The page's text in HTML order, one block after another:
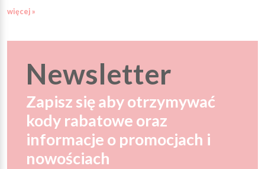
więcej »
Newsletter
Zapisz się aby otrzymywać
kody rabatowe oraz
informacje o promocjach i
nowościach